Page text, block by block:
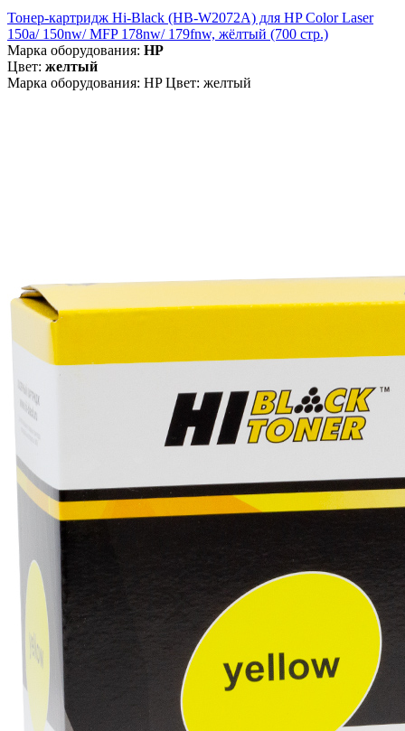
Тонер-картридж Hi-Black (HB-W2072A) для HP Color Laser
150a/ 150nw/ MFP 178nw/ 179fnw, жёлтый (700 стр.)
Марка оборудования: HP
Цвет: желтый
Марка оборудования: HP Цвет: желтый